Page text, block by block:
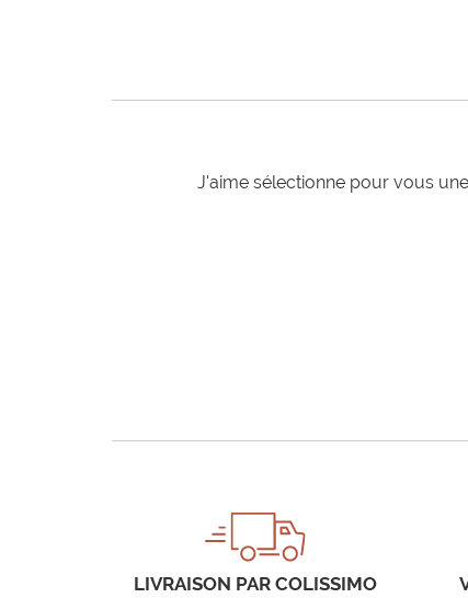
J'aime sélectionne pour vous
LIVRAISON PAR COLISSIMO